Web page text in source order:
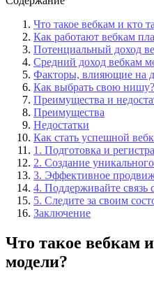
Что такое вебкам и кто
Как работают вебкам
Потенциальный доход
Средний доход вебкам
Факторы, влияющие на
Как выбрать свою нишу?
Преимущества и
Преимущества
Недостатки
Как стать успешной
1. Подготовка и
2. Создание
3. Эффективное
4. Поддерживайте связь
5. Следите за своим
Заключение
Что такое вебкам
модели?